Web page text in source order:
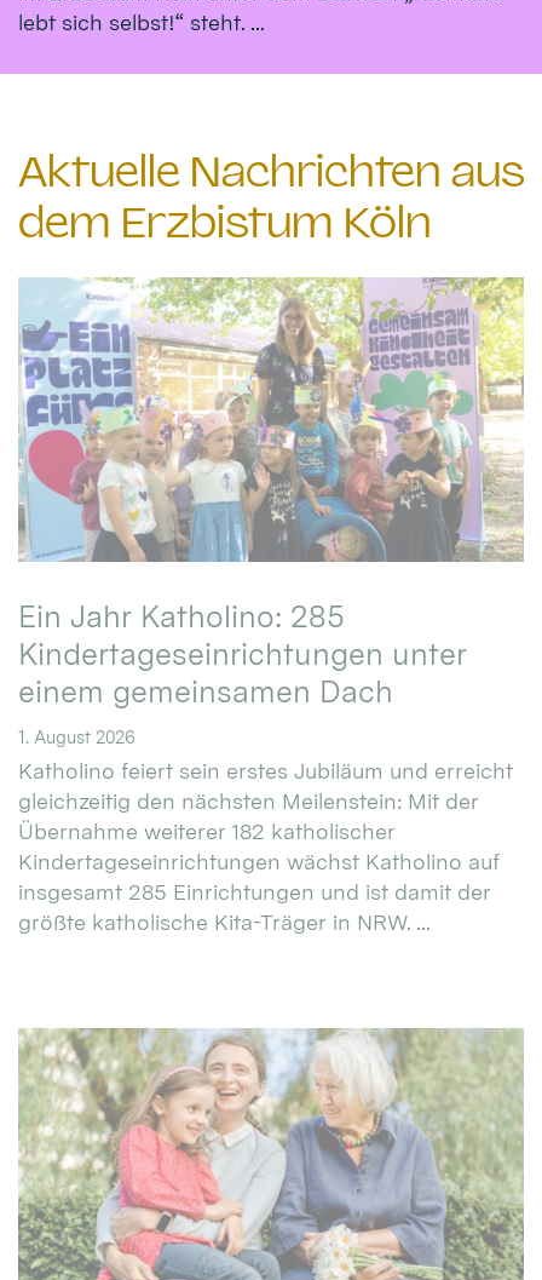
lebt sich selbst!“ steht. ...
Aktuelle Nachrichten aus
dem Erzbistum Köln
Ein Jahr Katholino: 285
Kindertageseinrichtungen unter
einem gemeinsamen Dach
1. August 2026
Katholino feiert sein erstes Jubiläum und erreicht
gleichzeitig den nächsten Meilenstein: Mit der
Übernahme weiterer 182 katholischer
Kindertageseinrichtungen wächst Katholino auf
insgesamt 285 Einrichtungen und ist damit der
größte katholische Kita-Träger in NRW. ...